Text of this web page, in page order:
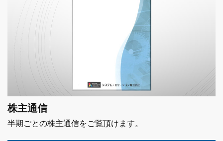
株主通信
半期ごとの株主通信をご覧頂けます。